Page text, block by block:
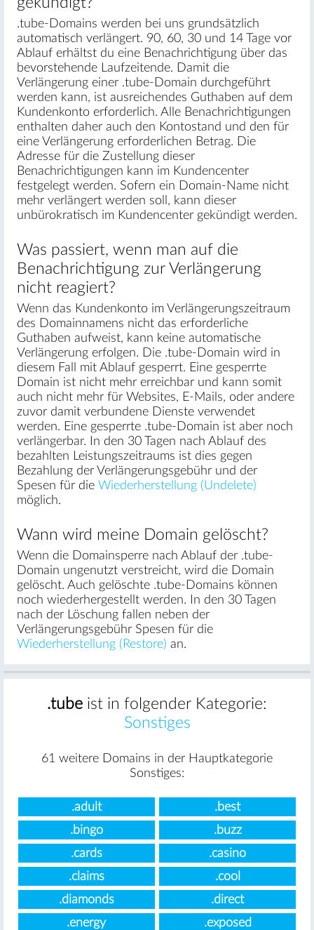
.tube-Domains werden bei uns grundsätzlich
automatisch verlängert. 90, 60, 30 und 14 Tage vor
Ablauf erhältst du eine Benachrichtigung über das
bevorstehende Laufzeitende. Damit die
Verlängerung einer .tube-Domain durchgeführt
werden kann, ist ausreichendes Guthaben auf dem
Kundenkonto erforderlich. Alle Benachrichtigungen
enthalten daher auch den Kontostand und den für
eine Verlängerung erforderlichen Betrag. Die
Adresse für die Zustellung dieser
Benachrichtigungen kann im Kundencenter
festgelegt werden. Sofern ein Domain-Name nicht
mehr verlängert werden soll, kann dieser
unbürokratisch im Kundencenter gekündigt werden.
Was passiert, wenn man auf die
Benachrichtigung zur Verlängerung
nicht reagiert?
Wenn das Kundenkonto im Verlängerungszeitraum
des Domainnamens nicht das erforderliche
Guthaben aufweist, kann keine automatische
Verlängerung erfolgen. Die .tube-Domain wird in
diesem Fall mit Ablauf gesperrt. Eine gesperrte
Domain ist nicht mehr erreichbar und kann somit
auch nicht mehr für Websites, E-Mails, oder andere
zuvor damit verbundene Dienste verwendet
werden. Eine gesperrte .tube-Domain ist aber noch
verlängerbar. In den 30 Tagen nach Ablauf des
bezahlten Leistungszeitraums ist dies gegen
Bezahlung der Verlängerungsgebühr und der
Spesen für die Wiederherstellung (Undelete)
möglich.
Wann wird meine Domain gelöscht?
Wenn die Domainsperre nach Ablauf der .tube-
Domain ungenutzt verstreicht, wird die Domain
gelöscht. Auch gelöschte .tube-Domains können
noch wiederhergestellt werden. In den 30 Tagen
nach der Löschung fallen neben der
Verlängerungsgebühr Spesen für die
Wiederherstellung (Restore) an.
.tube ist in folgender Kategorie:
Sonstiges
61 weitere Domains in der Hauptkategorie
Sonstiges:
.adult
.best
.bingo
.buzz
.cards
.casino
.claims
.cool
.diamonds
.direct
.energy
.exposed